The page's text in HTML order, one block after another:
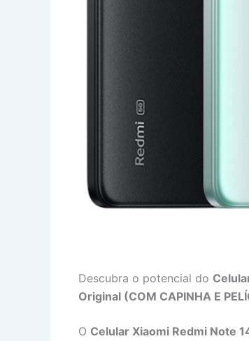
Descubra o potencial do
Original (COM CAPINHA E
O Celular Xiaomi Redmi Note